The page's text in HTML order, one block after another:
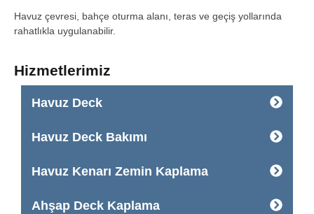
Havuz çevresi, bahçe oturma alanı, teras ve geçiş yollarında
rahatlıkla uygulanabilir.
Hizmetlerimiz
Havuz Deck
Havuz Deck Bakımı
Havuz Kenarı Zemin Kaplama
Ahşap Deck Kaplama